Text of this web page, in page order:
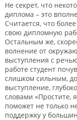
Не секрет, что
диплома – это
Считается, что
свою дипломную
Остальным же,
волнение от
выступления с
работе студент
слишком сильным,
выступление,
словами «Простите,
поможет не только
поддержку у